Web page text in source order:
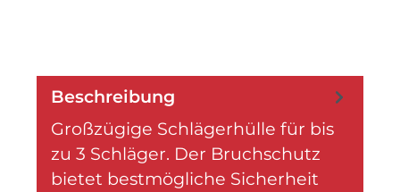
Beschreibung
Großzügige Schlägerhülle für bis
zu 3 Schläger. Der Bruchschutz
bietet bestmögliche Sicherheit